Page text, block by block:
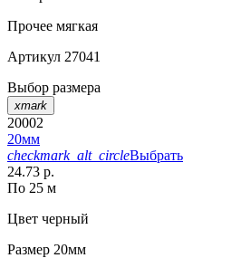
Прочее мягкая
Артикул 27041
Выбор размера
xmark
20002
20мм
checkmark_alt_circleВыбрать
24.73 р.
По 25 м
Цвет черный
Размер 20мм